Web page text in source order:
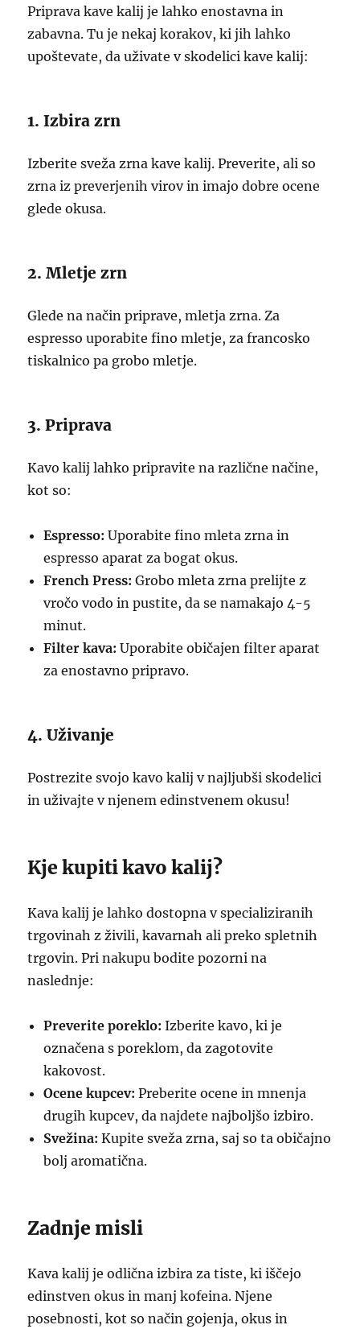
Priprava kave kalij je lahko enostavna in
zabavna. Tu je nekaj korakov, ki jih lahko
upoštevate, da uživate v skodelici kave kalij:
1. Izbira zrn
Izberite sveža zrna kave kalij. Preverite, ali so
zrna iz preverjenih virov in imajo dobre ocene
glede okusa.
2. Mletje zrn
Glede na način priprave, mletja zrna. Za
espresso uporabite fino mletje, za francosko
tiskalnico pa grobo mletje.
3. Priprava
Kavo kalij lahko pripravite na različne načine,
kot so:
Espresso: Uporabite fino mleta zrna in
espresso aparat za bogat okus.
French Press: Grobo mleta zrna prelijte z
vročo vodo in pustite, da se namakajo 4-5
minut.
Filter kava: Uporabite običajen filter aparat
za enostavno pripravo.
4. Uživanje
Postrezite svojo kavo kalij v najljubši skodelici
in uživajte v njenem edinstvenem okusu!
Kje kupiti kavo kalij?
Kava kalij je lahko dostopna v specializiranih
trgovinah z živili, kavarnah ali preko spletnih
trgovin. Pri nakupu bodite pozorni na
naslednje:
Preverite poreklo: Izberite kavo, ki je
označena s poreklom, da zagotovite
kakovost.
Ocene kupcev: Preberite ocene in mnenja
drugih kupcev, da najdete najboljšo izbiro.
Svežina: Kupite sveža zrna, saj so ta običajno
bolj aromatična.
Zadnje misli
Kava kalij je odlična izbira za tiste, ki iščejo
edinstven okus in manj kofeina. Njene
posebnosti, kot so način gojenja, okus in